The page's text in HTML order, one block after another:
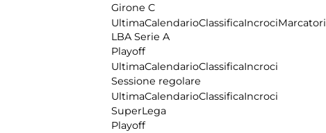
Girone C
UltimaCalendarioClassificaIncrociMarcatori
LBA Serie A
Playoff
UltimaCalendarioClassificaIncroci
Sessione regolare
UltimaCalendarioClassificaIncroci
SuperLega
Playoff